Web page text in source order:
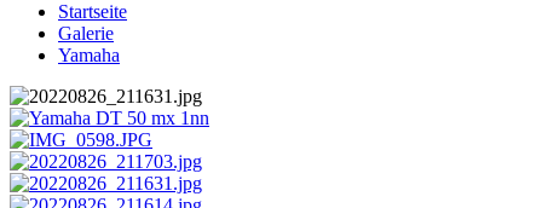
Startseite
Galerie
Yamaha